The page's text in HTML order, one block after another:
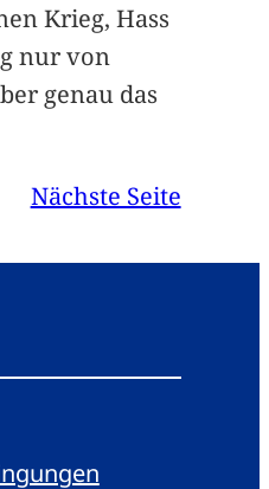
Krieg, Hass
nur von
genau das
Nächste Seite